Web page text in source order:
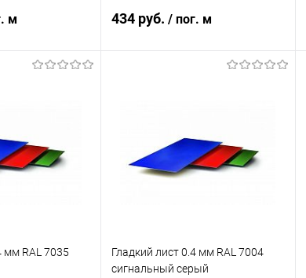
м
Под заказ
434 руб. / пог. м
В избранное Под заказ
мм RAL 7035
Гладкий лист 0.4 мм RAL 7004
сигнальный серый